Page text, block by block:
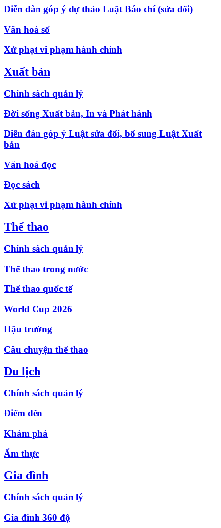
Diễn đàn góp ý dự thảo Luật Báo chí (sửa đổi)
Văn hoá số
Xử phạt vi phạm hành chính
Xuất bản
Chính sách quản lý
Đời sống Xuất bản, In và Phát hành
Diễn đàn góp ý Luật sửa đổi, bổ sung Luật Xuất
bản
Văn hoá đọc
Đọc sách
Xử phạt vi phạm hành chính
Thể thao
Chính sách quản lý
Thể thao trong nước
Thể thao quốc tế
World Cup 2026
Hậu trường
Câu chuyện thể thao
Du lịch
Chính sách quản lý
Điểm đến
Khám phá
Ẩm thực
Gia đình
Chính sách quản lý
Gia đình 360 độ